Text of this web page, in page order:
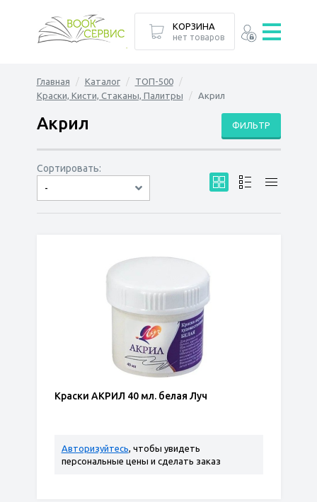
Главная Каталог
ТОП-500
Краски, Кисти, Стаканы, Палитры
Акрил
ФИЛЬТР
Акрил
Сортировать:
-
по дате
по популярности
сначала дешёвые
сначала дорогие
Краски АКРИЛ 40 мл. белая Луч
Авторизуйтесь, чтобы увидеть
персональные цены и сделать заказ
КОРЗИНА
нет товаров